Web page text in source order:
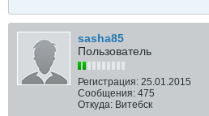
sasha85
Пользователь
Регистрация: 25.01.2015
Сообщения: 475
Откуда: Витебск